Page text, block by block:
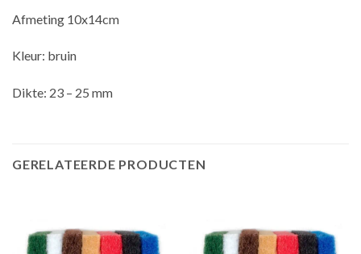
Afmeting 10x14cm
Kleur: bruin
Dikte: 23 – 25 mm
GERELATEERDE PRODUCTEN